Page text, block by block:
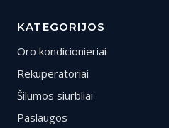
KATEGORIJOS
Oro kondicionieriai
Rekuperatoriai
Šilumos siurbliai
Paslaugos